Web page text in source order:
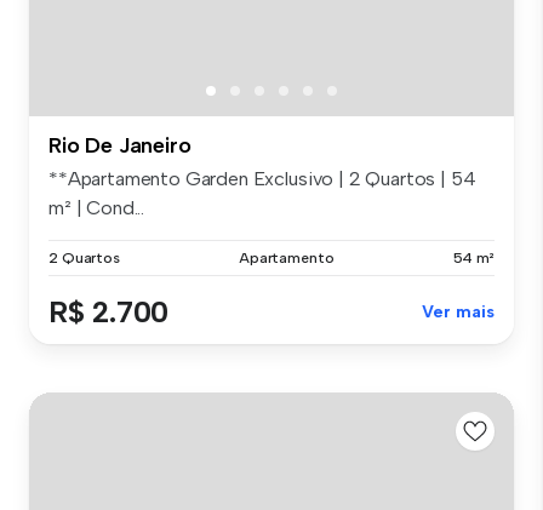
Rio De Janeiro
**Apartamento Garden Exclusivo | 2 Quartos | 54
m² | Cond...
2 Quartos Apartamento 54 m²
R$ 2.700 Ver mais